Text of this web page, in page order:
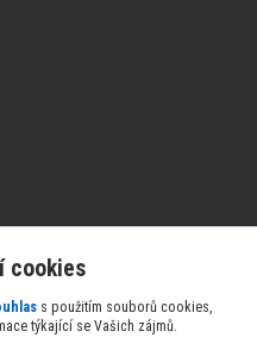
cookies
s použitím souborů cookies,
týkající se Vašich zájmů.